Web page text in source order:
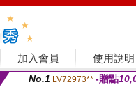
加入會員 使用說明
No.1 LV72973** -贈點